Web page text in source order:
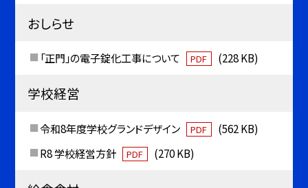
おしらせ
「正門」の電子錠化工事について PDF (228 KB)
学校経営
令和8年度学校グランドデザイン PDF
(562 KB)
R8 学校経営方針
PDF (270 KB)